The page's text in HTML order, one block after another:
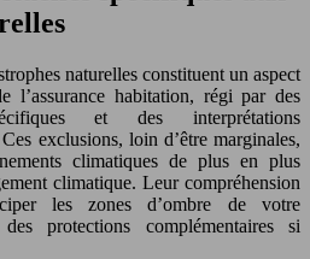
naturelles constituent un aspect
l’assurance habitation, régi par des
et des interprétations
exclusions, loin d’être marginales,
climatiques de plus en plus
climatique. Leur compréhension
les zones d’ombre de votre
protections complémentaires si